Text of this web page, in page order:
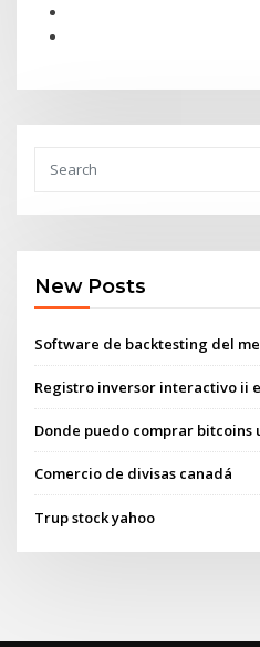
New Posts
Software de backtesting del
Registro inversor interactivo ii
Donde puedo comprar bitcoins
Comercio de divisas canadá
Trup stock yahoo